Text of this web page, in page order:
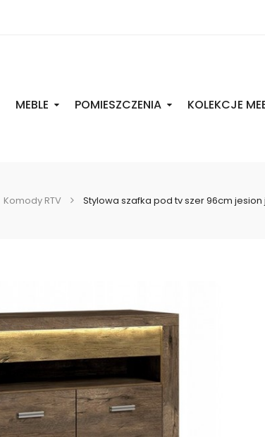
MEBLE POMIESZCZENIA KOLEKCJE
Komody RTV Stylowa szafka pod tv szer 96cm jesion